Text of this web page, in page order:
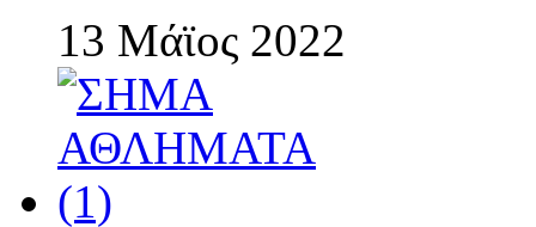
13 Μάϊος 2022